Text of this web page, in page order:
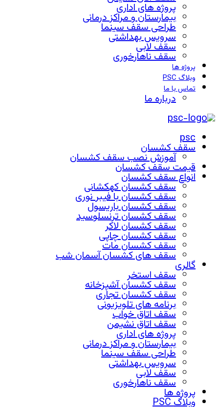
پروژه های اداری
بیمارستان و مراکز درمانی
طراحی سقف سینما
سرویس بهداشتی
سقف لابی
سقف ناهارخوری
پروژه ها
وبلاگ PSC
تماس با ما
درباره ما
psc
سقف کشسان
آموزش نصب سقف کشسان
قیمت سقف کشسان
انواع سقف کشسان
سقف کشسان کهکشانی
سقف کشسان با فیبر نوری
سقف کشسان باریسول
سقف کشسان ترنسلوسید
سقف کشسان لاکر
سقف کشسان چاپی
سقف کشسان مات
سقف های کشسان آسمان شب
گالری
سقف استخر
سقف کشسان آشپزخانه
سقف کشسان تجاری
برنامه های تلویزیونی
سقف اتاق خواب
سقف اتاق نشیمن
پروژه های اداری
بیمارستان و مراکز درمانی
طراحی سقف سینما
سرویس بهداشتی
سقف لابی
سقف ناهارخوری
پروژه ها
وبلاگ PSC